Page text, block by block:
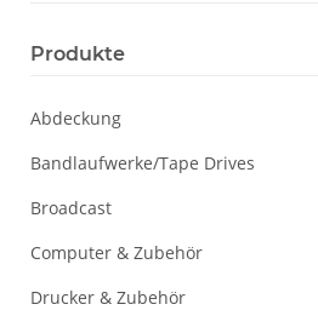
Produkte
Abdeckung
Bandlaufwerke/Tape Drives
Broadcast
Computer & Zubehör
Drucker & Zubehör